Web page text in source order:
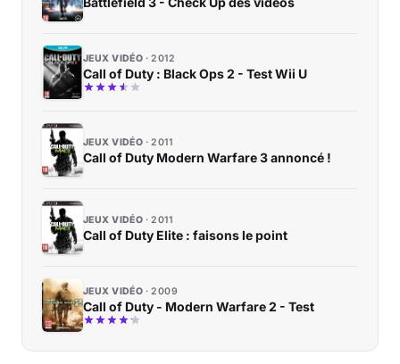
JEUX VIDÉO 2012
Call of Duty : Black Ops 2 - Test Wii U
JEUX VIDÉO 2011
Call of Duty Modern Warfare 3 annoncé !
JEUX VIDÉO 2011
Call of Duty Elite : faisons le point
JEUX VIDÉO 2009
Call of Duty - Modern Warfare 2 - Test